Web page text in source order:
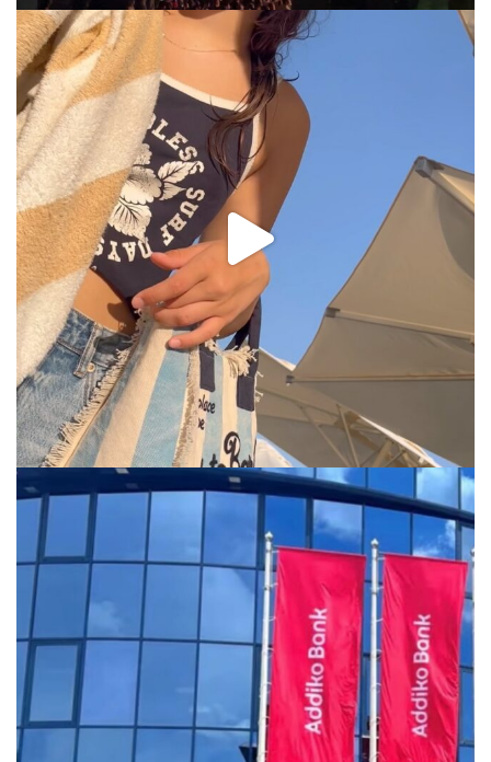
via.carrera
Jul 31
via.carrera
Jul 29